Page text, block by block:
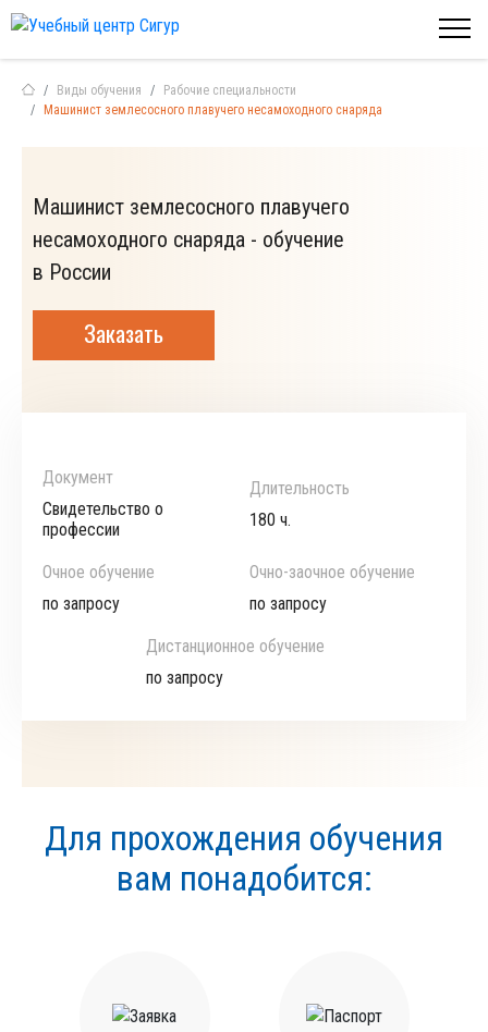
Виды обучения
Рабочие специальности
Машинист землесосного плавучего несамоходного снаряда
Машинист землесосного плавучего
несамоходного снаряда - обучение
в России
Заказать
Документ
Свидетельство о
профессии
Длительность
180 ч.
Очное обучение
по запросу
Очно-заочное обучение
по запросу
Дистанционное обучение
по запросу
Для прохождения обучения
вам понадобится: